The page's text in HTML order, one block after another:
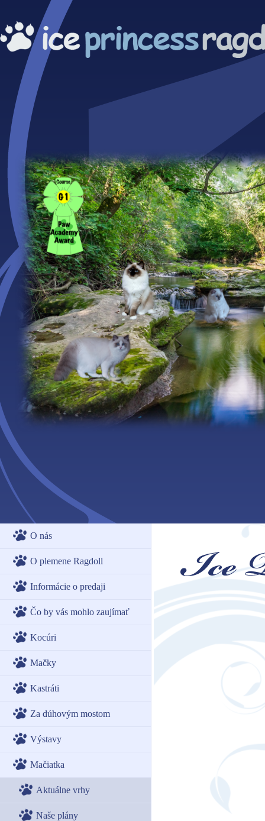
O nás
O plemene Ragdoll
Informácie o predaji
Čo by vás mohlo zaujímať
Kocúri
Mačky
Kastráti
Za dúhovým mostom
Výstavy
Mačiatka
Aktuálne vrhy
Naše plány